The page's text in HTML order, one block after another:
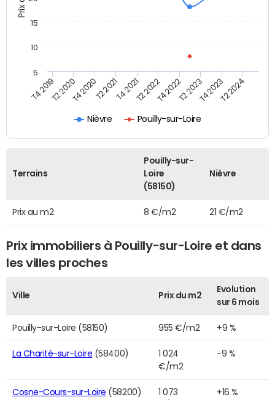
Nièvre Pouilly-sur-Loire
T4 2019T2 2020T4 2020T2 2021T4 2021T2 2022T4 2022T2 2023T4 2023T2 2024
5
10
15
Terrains
Pouilly-sur-
Loire
(58150)
Nièvre
Prix au m2 8 €/m2 21 €/m2
Prix immobiliers à Pouilly-sur-Loire et dans
les villes proches
Ville Prix du m2
Evolution
sur 6 mois
Pouilly-sur-Loire (58150) 955 €/m2 +9 %
La Charité-sur-Loire (58400)
1 024
€/m2
-9 %
Cosne-Cours-sur-Loire (58200)
1 073
+16 %